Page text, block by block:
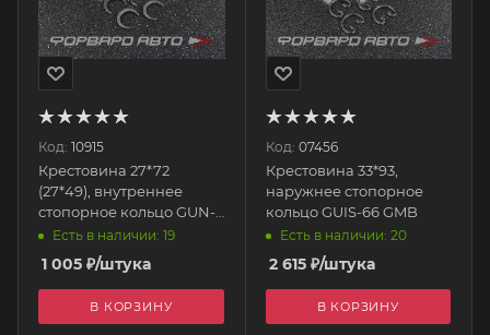
Код: 10915
Крестовина 27*72
(27*49), внутреннее
стопорное кольцо GUN-
46 GMB
Есть в наличии: 19
1 005 ₽/штука
В КОРЗИНУ
Код: 07456
Крестовина 33*93,
наружнее стопорное
кольцо GUIS-66 GMB
Есть в наличии: 20
2 615₽/штука
В КОРЗИНУ